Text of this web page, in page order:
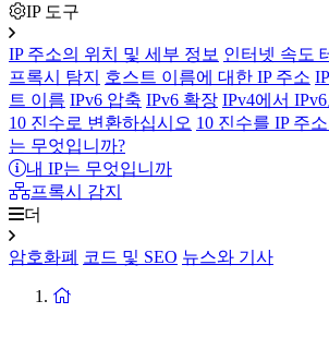
IP 도구
IP 주소의 위치 및 세부 정보 인터넷 속도
프록시 탐지
호스트 이름에 대한 IP 주소
트 이름 IPv6 압축 IPv6 확장 IPv4에서
10 진수로 변환하십시오 10 진수를 IP 주
는 무엇입니까?
내 IP는 무엇입니까
프록시 감지
더
암호화폐 코드 및 SEO 뉴스와 기사